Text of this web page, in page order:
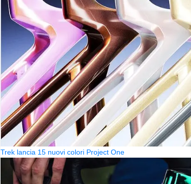
Trek lancia 15 nuovi colori Project One